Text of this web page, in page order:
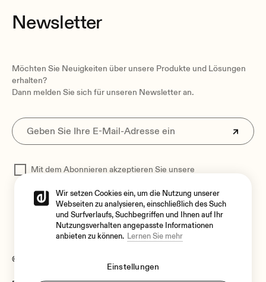
Newsletter
Möchten Sie Neuigkeiten über unsere Produkte und Lösungen
erhalten?
Dann melden Sie sich für unseren Newsletter an.
Mit dem Abonnieren akzeptieren Sie unsere
© 2026 Ecler
Wir setzen Cookies ein, um die Nutzung unserer
Webseiten zu analysieren, einschließlich des Such
und Surfverlaufs, Suchbegriffen und Ihnen auf Ihr
Nutzungsverhalten angepasste Informationen
anbieten zu können. Lernen Sie mehr
Einstellungen